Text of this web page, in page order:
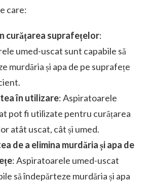
care:
curățarea suprafețelor:
umed-uscat sunt capabile să
murdăria și apa de pe suprafețe
în utilizare: Aspiratoarele
pot fi utilizate pentru curățarea
atât uscat, cât și umed.
de a elimina murdăria și apa de
: Aspiratoarele umed-uscat
să îndepărteze murdăria și apa